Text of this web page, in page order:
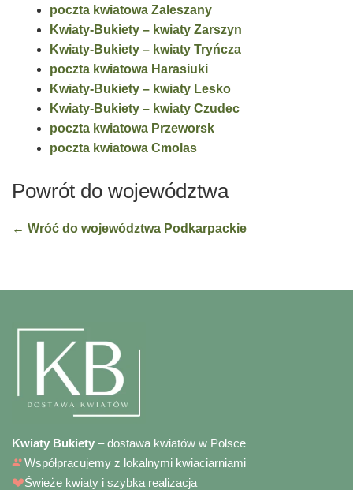
poczta kwiatowa Zaleszany
Kwiaty-Bukiety – kwiaty Zarszyn
Kwiaty-Bukiety – kwiaty Tryńcza
poczta kwiatowa Harasiuki
Kwiaty-Bukiety – kwiaty Lesko
Kwiaty-Bukiety – kwiaty Czudec
poczta kwiatowa Przeworsk
poczta kwiatowa Cmolas
Powrót do województwa
← Wróć do województwa Podkarpackie
Kwiaty Bukiety – dostawa kwiatów w Polsce
Współpracujemy z lokalnymi kwiaciarniami
Świeże kwiaty i szybka realizacja